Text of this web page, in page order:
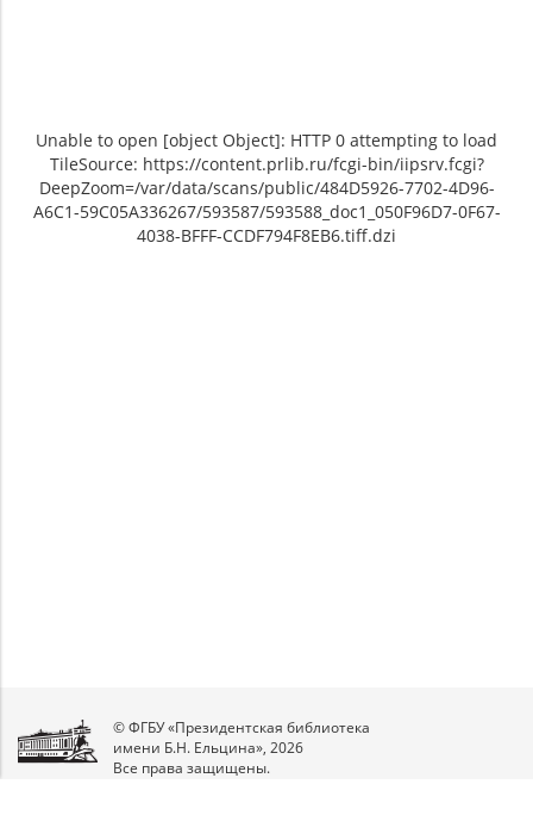
Unable to open [object Object]: HTTP 0 attempting to load
TileSource: https://content.prlib.ru/fcgi-bin/iipsrv.fcgi?
DeepZoom=/var/data/scans/public/484D5926-7702-4D96-
A6C1-59C05A336267/593587/593588_doc1_050F96D7-0F67-
4038-BFFF-CCDF794F8EB6.tiff.dzi
© ФГБУ «Президентская библиотека
имени Б.Н. Ельцина», 2026
Все права защищены.